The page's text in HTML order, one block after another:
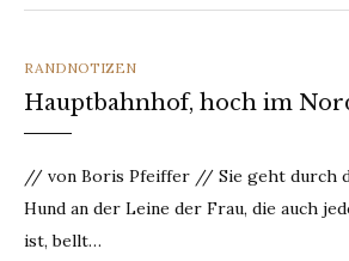
CATEGORIES
RANDNOTIZEN
Hauptbahnhof, hoch im
// von Boris Pfeiffer // Sie geht durch
Hund an der Leine der Frau, die auch
ist, bellt…